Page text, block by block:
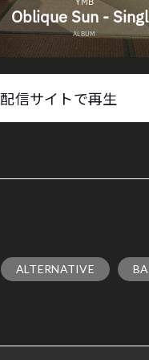
配信サイトで再生
ALTERNATIVE